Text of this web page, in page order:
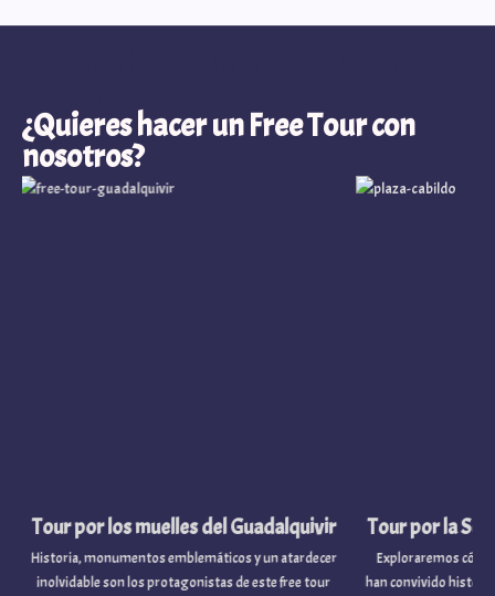
¿Quieres hacer un Free Tour con
nosotros?
Tour por la
Exploraremos cómo
han convivido
Tour por los muelles del Guadalquivir
Historia, monumentos emblemáticos y un atardecer
inolvidable son los protagonistas de este free tour